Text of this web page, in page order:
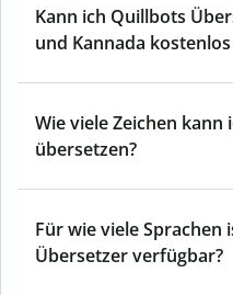
Kann ich Quillbots
und Kannada
Wie viele Zeichen kann
übersetzen?
Für wie viele Sprachen
Übersetzer verfügbar?